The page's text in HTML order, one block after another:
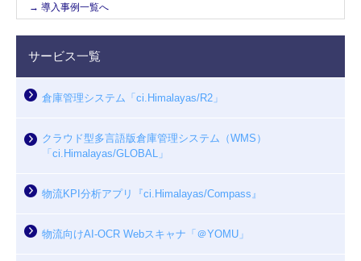
→ 導入事例一覧へ
サービス一覧
倉庫管理システム「ci.Himalayas/R2」
クラウド型多言語版倉庫管理システム（WMS）
「ci.Himalayas/GLOBAL」
物流KPI分析アプリ『ci.Himalayas/Compass』
物流向けAI-OCR Webスキャナ「＠YOMU」